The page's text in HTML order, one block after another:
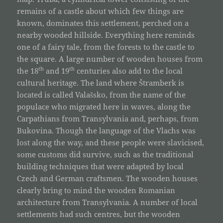
remains of a castle about which few things are
known, dominates this settlement, perched on a
nearby wooded hillside. Everything here reminds
one of a fairy tale, from the forests to the castle to
the square. A large number of wooden houses from
the 18th and 19th centuries also add to the local
cultural heritage. The land where Štramberk is
located is called Valašsko, from the name of the
populace who migrated here in waves, along the
Carpathians from Transylvania and, perhaps, from
Bukovina. Though the language of the Vlachs was
lost along the way, and these people were slavicised,
some customs did survive, such as the traditional
building techniques that were adapted by local
Czech and German craftsmen. The wooden houses
clearly bring to mind the wooden Romanian
architecture from Transylvania. A number of local
settlements had such centres, but the wooden